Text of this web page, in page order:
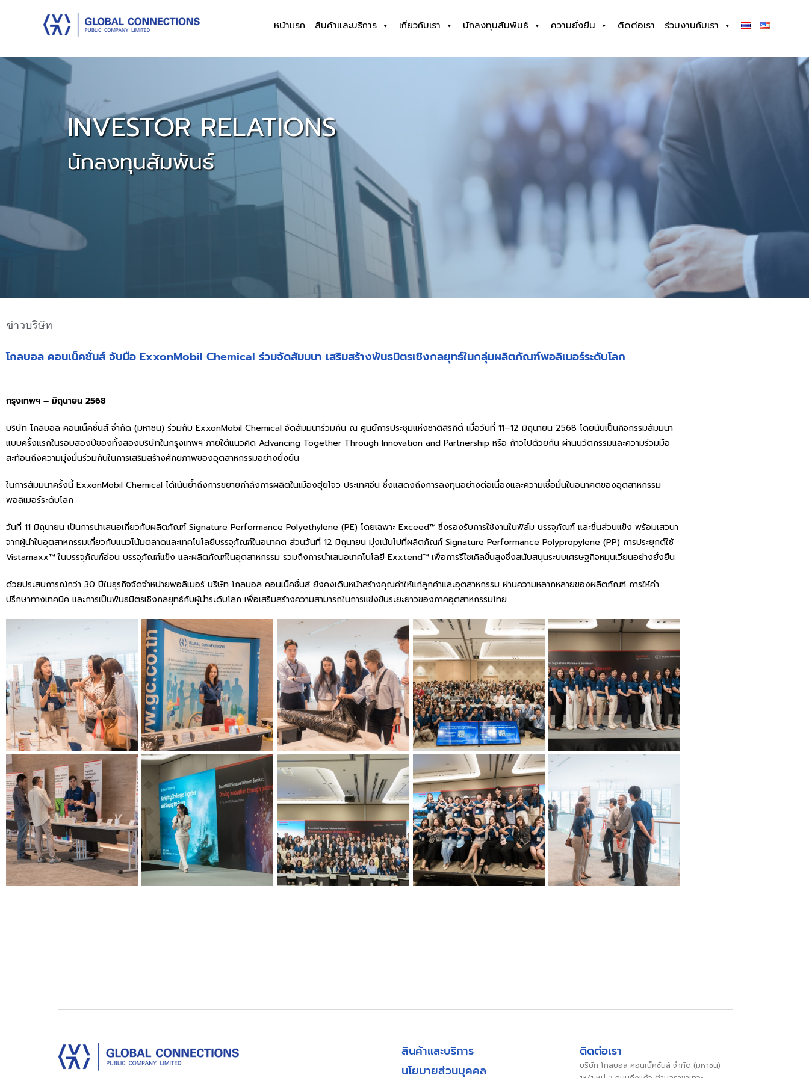
หน้าแรก สินค้าและบริการ เกี่ยวกับเรา นักลงทุนสัมพันธ์ ความยั่งยืน ติดต่อเรา ร่วมงานกับเรา
INVESTOR RELATIONS
นักลงทุนสัมพันธ์
ข่าวบริษัท
โกลบอล คอนเน็คชั่นส์ จับมือ ExxonMobil Chemical ร่วมจัดสัมมนา เสริมสร้างพันธมิตรเชิงกลยุทธ์ในกลุ่มผลิตภัณฑ์พอลิเมอร์ระดับโลก
กรุงเทพฯ – มิถุนายน 2568
บริษัท โกลบอล คอนเน็คชั่นส์ จำกัด (มหาชน) ร่วมกับ ExxonMobil Chemical จัดสัมมนาร่วมกัน ณ ศูนย์การประชุมแห่งชาติสิริกิติ์ เมื่อวันที่ 11–12 มิถุนายน 2568 โดยนับเป็นกิจกรรมสัมมนา
แบบครั้งแรกในรอบสองปีของทั้งสองบริษัทในกรุงเทพฯ ภายใต้แนวคิด Advancing Together Through Innovation and Partnership หรือ ก้าวไปด้วยกัน ผ่านนวัตกรรมและความร่วมมือ
สะท้อนถึงความมุ่งมั่นร่วมกันในการเสริมสร้างศักยภาพของอุตสาหกรรมอย่างยั่งยืน
ในการสัมมนาครั้งนี้ ExxonMobil Chemical ได้เน้นย้ำถึงการขยายกำลังการผลิตในเมืองฮุ่ยโจว ประเทศจีน ซึ่งแสดงถึงการลงทุนอย่างต่อเนื่องและความเชื่อมั่นในอนาคตของอุตสาหกรรม
พอลิเมอร์ระดับโลก
วันที่ 11 มิถุนายน เป็นการนำเสนอเกี่ยวกับผลิตภัณฑ์ Signature Performance Polyethylene (PE) โดยเฉพาะ Exceed™ ซึ่งรองรับการใช้งานในฟิล์ม บรรจุภัณฑ์ และชิ้นส่วนแข็ง พร้อมเสวนา
จากผู้นำในอุตสาหกรรมเกี่ยวกับแนวโน้มตลาดและเทคโนโลยีบรรจุภัณฑ์ในอนาคต ส่วนวันที่ 12 มิถุนายน มุ่งเน้นไปที่ผลิตภัณฑ์ Signature Performance Polypropylene (PP) การประยุกต์ใช้
Vistamaxx™ ในบรรจุภัณฑ์อ่อน บรรจุภัณฑ์แข็ง และผลิตภัณฑ์ในอุตสาหกรรม รวมถึงการนำเสนอเทคโนโลยี Exxtend™ เพื่อการรีไซเคิลขั้นสูงซึ่งสนับสนุนระบบเศรษฐกิจหมุนเวียนอย่างยั่งยืน
ด้วยประสบการณ์กว่า 30 ปีในธุรกิจจัดจำหน่ายพอลิเมอร์ บริษัท โกลบอล คอนเน็คชั่นส์ ยังคงเดินหน้าสร้างคุณค่าให้แก่ลูกค้าและอุตสาหกรรม ผ่านความหลากหลายของผลิตภัณฑ์ การให้คำ
ปรึกษาทางเทคนิค และการเป็นพันธมิตรเชิงกลยุทธ์กับผู้นำระดับโลก เพื่อเสริมสร้างความสามารถในการแข่งขันระยะยาวของภาคอุตสาหกรรมไทย
สินค้าและบริการ
นโยบายส่วนบุคคล
ติดต่อเรา
บริษัท โกลบอล คอนเน็คชั่นส์ จำกัด (มหาชน)